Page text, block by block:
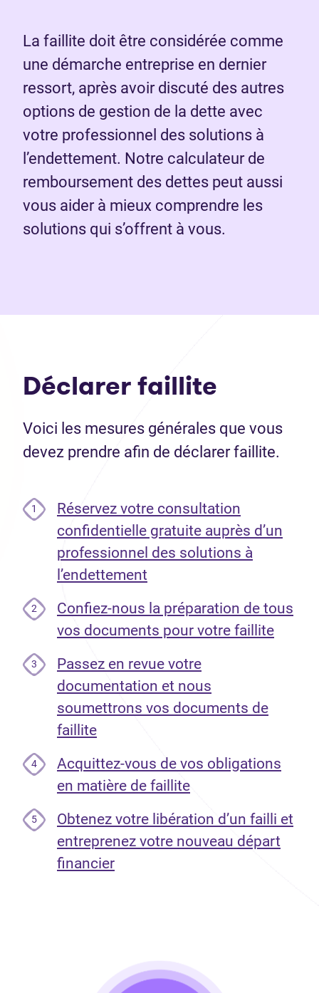
La faillite doit être considérée comme
une démarche entreprise en dernier
ressort, après avoir discuté des autres
options de gestion de la dette avec
votre professionnel des solutions à
l’endettement. Notre calculateur de
remboursement des dettes peut aussi
vous aider à mieux comprendre les
solutions qui s’offrent à vous.
Déclarer faillite
Voici les mesures générales que vous
devez prendre afin de déclarer faillite.
1
Réservez votre consultation
confidentielle gratuite auprès d’un
professionnel des solutions à
l’endettement
2
Confiez-nous la préparation de tous
vos documents pour votre faillite
3
Passez en revue votre
documentation et nous
soumettrons vos documents de
faillite
4
Acquittez-vous de vos obligations
en matière de faillite
5
Obtenez votre libération d’un failli et
entreprenez votre nouveau départ
financier